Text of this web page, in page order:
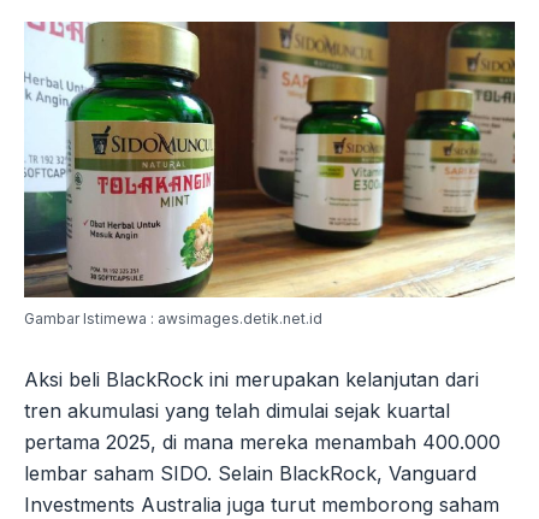
Gambar Istimewa : awsimages.detik.net.id
Aksi beli BlackRock ini merupakan kelanjutan dari
tren akumulasi yang telah dimulai sejak kuartal
pertama 2025, di mana mereka menambah 400.000
lembar saham SIDO. Selain BlackRock, Vanguard
Investments Australia juga turut memborong saham